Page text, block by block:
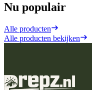
Nu populair
Alle producten
Alle producten bekijken